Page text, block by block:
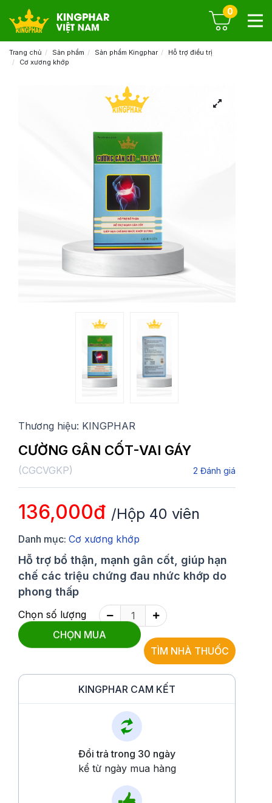
0
Trang chủ Sản phẩm Sản phẩm Kingphar
Hỗ trợ điều trị
Cơ xương khớp
Thương hiệu: KINGPHAR
CƯỜNG GÂN CỐT-VAI GÁY
(CGCVGKP) 2 Đánh giá
136,000đ /Hộp 40 viên
Danh mục: Cơ xương khớp
Hỗ trợ bổ thận, mạnh gân cốt, giúp hạn
chế các triệu chứng đau nhức khớp do
phong thấp
Chọn số lượng
CHỌN MUA TÌM NHÀ THUỐC
KINGPHAR CAM KẾT
Đổi trả trong 30 ngày
kể từ ngày mua hàng